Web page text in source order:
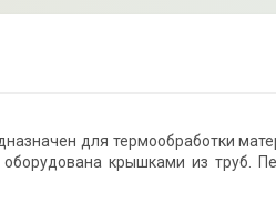
для термообработки
крышками из труб.